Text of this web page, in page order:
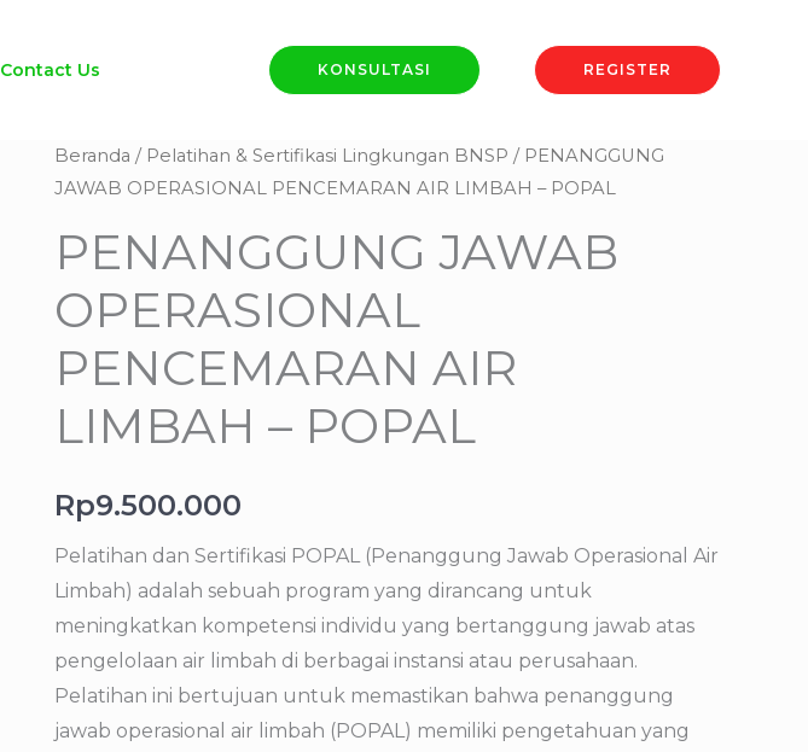
Contact Us KONSULTASI REGISTER
Beranda / Pelatihan & Sertifikasi Lingkungan BNSP / PENANGGUNG
JAWAB OPERASIONAL PENCEMARAN AIR LIMBAH – POPAL
PENANGGUNG JAWAB
OPERASIONAL
PENCEMARAN AIR
LIMBAH – POPAL
Rp9.500.000
Pelatihan dan Sertifikasi POPAL (Penanggung Jawab Operasional Air
Limbah) adalah sebuah program yang dirancang untuk
meningkatkan kompetensi individu yang bertanggung jawab atas
pengelolaan air limbah di berbagai instansi atau perusahaan.
Pelatihan ini bertujuan untuk memastikan bahwa penanggung
jawab operasional air limbah (POPAL) memiliki pengetahuan yang
Kuantitas
PENANGGUNG
OPERASIONAL
PENCEMARAN
AIR
LIMBAH
POPAL
AIR
-
POPAL